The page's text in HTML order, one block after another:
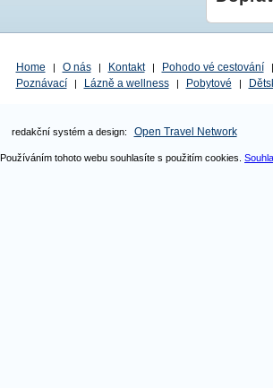
Home | O nás | Kontakt | Pohodo vé cestování |
Poznávací
| Lázně a wellness | Pobytové |
redakční systém a design: Open Travel Network
Používáním tohoto webu souhlasíte s použitím cookies.